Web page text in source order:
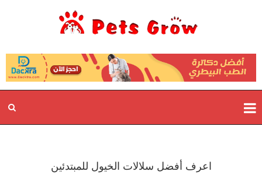
اعرف أفضل سلالات الخيول للمبتدئين